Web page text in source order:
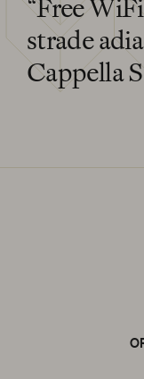
“Free
strade
Cappella